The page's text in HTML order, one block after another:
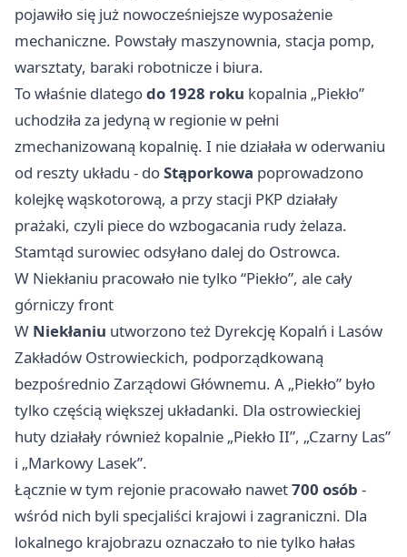
pojawiło się już nowocześniejsze wyposażenie
mechaniczne. Powstały maszynownia, stacja pomp,
warsztaty, baraki robotnicze i biura.
To właśnie dlategodo 1928 roku kopalnia „Piekło”
uchodziła za jedyną w regionie w pełni
zmechanizowaną kopalnię. I nie działała w oderwaniu
od reszty układu - doStąporkowa poprowadzono
kolejkę wąskotorową, a przy stacji PKP działały
prażaki, czyli piece do wzbogacania rudy żelaza.
Stamtąd surowiec odsyłano dalej do Ostrowca.
W Niekłaniu pracowało nie tylko “Piekło”, ale cały
górniczy front
W Niekłaniu utworzono też Dyrekcję Kopalń i Lasów
Zakładów Ostrowieckich, podporządkowaną
bezpośrednio Zarządowi Głównemu. A „Piekło” było
tylko częścią większej układanki. Dla ostrowieckiej
huty działały również kopalnie „Piekło II”, „Czarny Las”
i „Markowy Lasek”.
Łącznie w tym rejonie pracowało nawet700 osób -
wśród nich byli specjaliści krajowi i zagraniczni. Dla
lokalnego krajobrazu oznaczało to nie tylko hałas